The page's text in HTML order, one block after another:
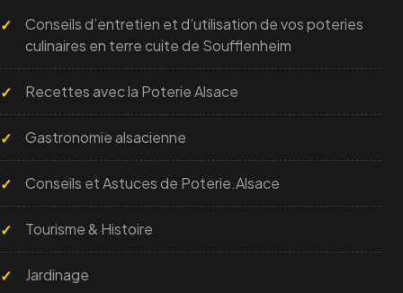
Conseils d’entretien et d’utilisation de vos poteries
culinaires en terre cuite de Soufflenheim
Recettes avec la Poterie Alsace
Gastronomie alsacienne
Conseils et Astuces de Poterie.Alsace
Tourisme & Histoire
Jardinage